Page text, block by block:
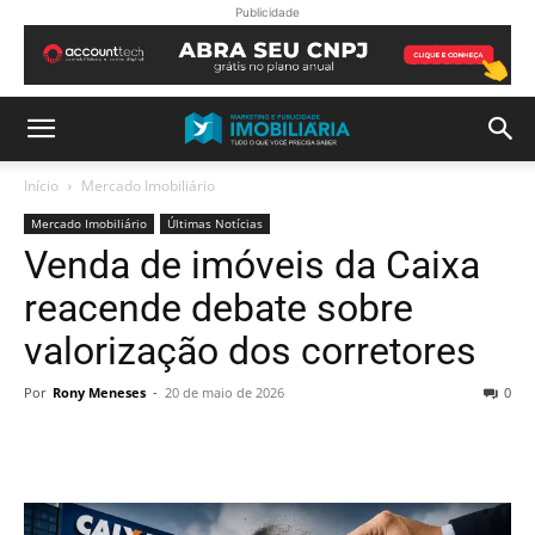
Publicidade
Início Mercado Imobiliário
Mercado Imobiliário Últimas Notícias
Venda de imóveis da Caixa
reacende debate sobre
valorização dos corretores
Por Rony Meneses - 20 de maio de 2026 0